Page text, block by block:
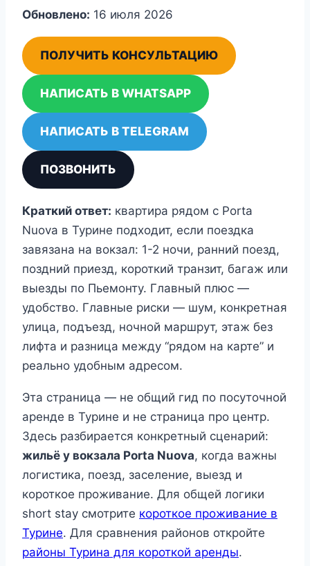
Обновлено: 16 июля 2026
ПОЛУЧИТЬ КОНСУЛЬТАЦИЮ
НАПИСАТЬ В WHATSAPP
НАПИСАТЬ В TELEGRAM
ПОЗВОНИТЬ
Краткий ответ: квартира рядом с Porta
Nuova в Турине подходит, если поездка
завязана на вокзал: 1-2 ночи, ранний поезд,
поздний приезд, короткий транзит, багаж или
выезды по Пьемонту. Главный плюс —
удобство. Главные риски — шум, конкретная
улица, подъезд, ночной маршрут, этаж без
лифта и разница между “рядом на карте” и
реально удобным адресом.
Эта страница — не общий гид по посуточной
аренде в Турине и не страница про центр.
Здесь разбирается конкретный сценарий:
жильё у вокзала Porta Nuova, когда важны
логистика, поезд, заселение, выезд и
короткое проживание. Для общей логики
short stay смотрите короткое проживание в
Турине. Для сравнения районов откройте
районы Турина для короткой аренды.